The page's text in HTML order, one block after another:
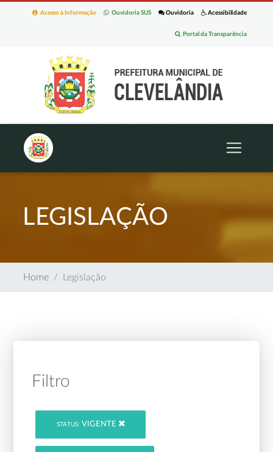
Acessibilidade
Ouvidoria
Ouvidoria SUS
Acesso à Informação
Portal da Transparência
LEGISLAÇÃO
Home Legislação
Filtro
STATUS: VIGENTE